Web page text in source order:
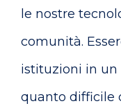
le nostre
comunità.
istituzioni in
quanto difficile